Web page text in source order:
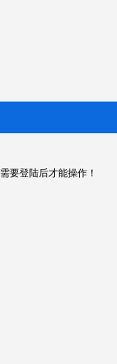
需要登陆后才能操作！